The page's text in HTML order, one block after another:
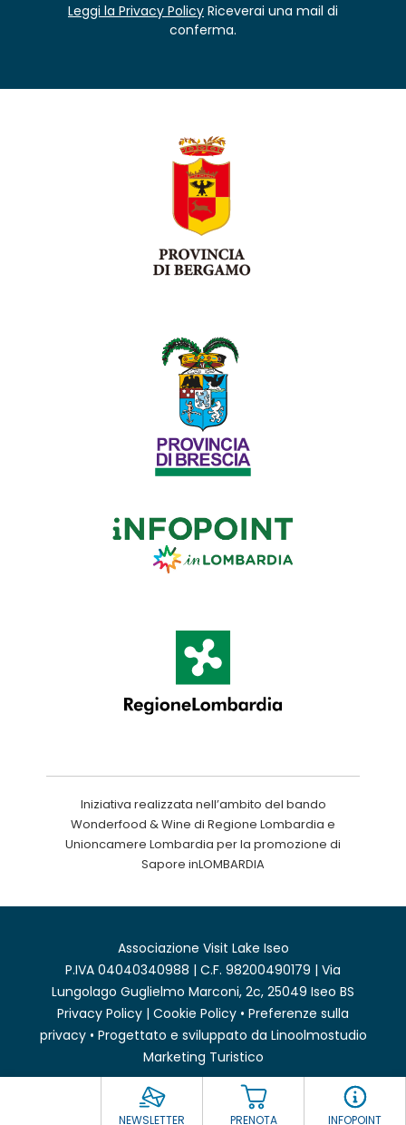
NEWSLETTER PRENOTA INFOPOINT
Leggi la Privacy Policy Riceverai una mail di
conferma.
Iniziativa realizzata nell’ambito del bando
Wonderfood & Wine di Regione Lombardia e
Unioncamere Lombardia per la promozione di
Sapore inLOMBARDIA
Associazione Visit Lake Iseo
P.IVA 04040340988 | C.F. 98200490179 | Via
Lungolago Guglielmo Marconi, 2c, 25049 Iseo BS
Privacy Policy | Cookie Policy • Preferenze sulla
privacy• Progettato e sviluppato da Linoolmostudio
Marketing Turistico